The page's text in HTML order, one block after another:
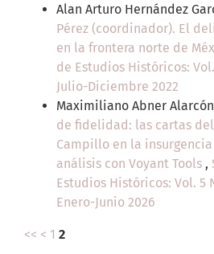
Alan Arturo Hernández
Pérez (coordinador). El
en la frontera norte de
de Estudios Históricos:
Julio-Diciembre 2022
Maximiliano Abner
de fidelidad: las cartas
Campillo en la
análisis con Voyant Tools ,
Estudios Históricos: Vol. 5
Enero-Junio 2026
<< < 1 2